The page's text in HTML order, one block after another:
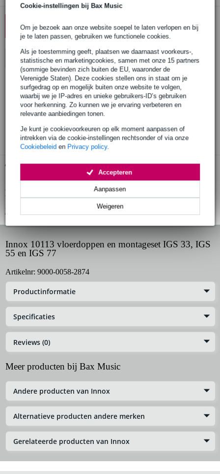
Cookie-instellingen bij Bax Music
Om je bezoek aan onze website soepel te laten verlopen en bij
je te laten passen, gebruiken we functionele cookies.
Als je toestemming geeft, plaatsen we daarnaast voorkeurs-,
statistische en marketingcookies, samen met onze 15 partners
(sommige bevinden zich buiten de EU, waaronder de
Verenigde Staten). Deze cookies stellen ons in staat om je
surfgedrag op en mogelijk buiten onze website te volgen,
waarbij we je IP-adres en unieke gebruikers-ID’s gebruiken
voor herkenning. Zo kunnen we je ervaring verbeteren en
relevante aanbiedingen tonen.
Je kunt je cookievoorkeuren op elk moment aanpassen of
intrekken via de cookie-instellingen rechtsonder of via onze
Cookiebeleid en Privacy policy.
Weigeren
Aanpassen
Accepteren
CODE: EXTRA10
In winkelwagen
Bestel nu = maandag in huis
30 dagen 'niet goed geld terug' garantie
3 jaar Bax Music garantie
Gratis ophalen in de winkel
Productinformatie
Bekijk alle productspecificaties
Innox 10113 vloerdoppen en montageset IGS 33, IGS
55 en IGS 77
Artikelnr: 9000-0058-2874
Productinformatie
Specificaties
Reviews (0)
Meer producten bij Bax Music
Andere producten van Innox
Alternatieve producten andere merken
Gerelateerde producten van Innox